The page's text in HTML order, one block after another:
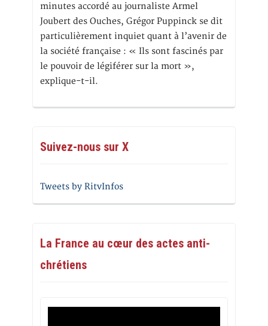
minutes accordé au journaliste Armel
Joubert des Ouches, Grégor Puppinck se dit
particulièrement inquiet quant à l’avenir de
la société française : « Ils sont fascinés par
le pouvoir de légiférer sur la mort »,
explique-t-il.
Suivez-nous sur X
Tweets by RitvInfos
La France au cœur des actes anti-
chrétiens